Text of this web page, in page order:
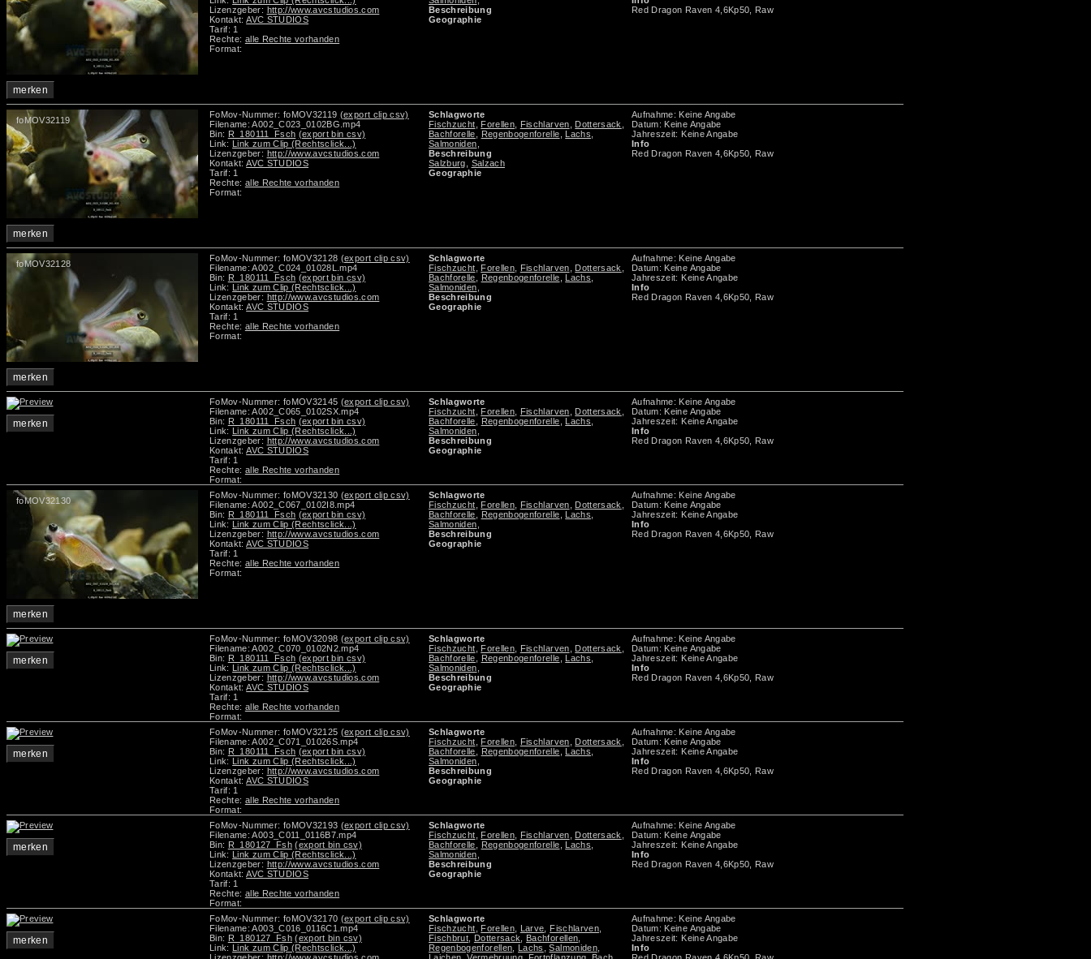
merken
Lizenzgeber: http://www.avcstudios.com
Kontakt:AVC STUDIOS
Tarif: 1
Rechte: alle Rechte vorhanden
Format:
Beschreibung
Geographie
Red Dragon Raven 4,6Kp50, Raw
foMOV32119
merken
FoMov-Nummer: foMOV32119 (export clip csv)
Filename: A002_C023_0102BG.mp4
Bin: R_180111_Fsch (export bin csv)
Link: Link zum Clip (Rechtsclick...)
Lizenzgeber: http://www.avcstudios.com
Kontakt:AVC STUDIOS
Tarif: 1
Rechte: alle Rechte vorhanden
Format:
Schlagworte
Fischzucht
Forellen Fischlarven Dottersack
Bachforelle
Regenbogenforelle Lachs
Salmoniden
Beschreibung
Salzburg
Salzach
Geographie
Aufnahme: Keine Angabe
Datum: Keine Angabe
Jahreszeit: Keine Angabe
Info
Red Dragon Raven 4,6Kp50, Raw
foMOV32128
merken
FoMov-Nummer: foMOV32128 (export clip csv)
Filename: A002_C024_01028L.mp4
Bin: R_180111_Fsch (export bin csv)
Link: Link zum Clip (Rechtsclick...)
Lizenzgeber: http://www.avcstudios.com
Kontakt:AVC STUDIOS
Tarif: 1
Rechte: alle Rechte vorhanden
Format:
Schlagworte
Fischzucht
Forellen Fischlarven Dottersack
Bachforelle
Regenbogenforelle Lachs
Salmoniden
Beschreibung
Geographie
Aufnahme: Keine Angabe
Datum: Keine Angabe
Jahreszeit: Keine Angabe
Info
Red Dragon Raven 4,6Kp50, Raw
merken
FoMov-Nummer: foMOV32145 (export clip csv)
Filename: A002_C065_0102SX.mp4
Bin: R_180111_Fsch (export bin csv)
Link: Link zum Clip (Rechtsclick...)
Lizenzgeber: http://www.avcstudios.com
Kontakt:AVC STUDIOS
Tarif: 1
Rechte: alle Rechte vorhanden
Format:
Schlagworte
Fischzucht
Forellen Fischlarven Dottersack
Bachforelle
Regenbogenforelle Lachs
Salmoniden
Beschreibung
Geographie
Aufnahme: Keine Angabe
Datum: Keine Angabe
Jahreszeit: Keine Angabe
Info
Red Dragon Raven 4,6Kp50, Raw
foMOV32130
merken
FoMov-Nummer: foMOV32130 (export clip csv)
Filename: A002_C067_0102I8.mp4
Bin: R_180111_Fsch (export bin csv)
Link: Link zum Clip (Rechtsclick...)
Lizenzgeber: http://www.avcstudios.com
Kontakt:AVC STUDIOS
Tarif: 1
Rechte: alle Rechte vorhanden
Format:
Schlagworte
Fischzucht
Forellen Fischlarven Dottersack
Bachforelle
Regenbogenforelle Lachs
Salmoniden
Beschreibung
Geographie
Aufnahme: Keine Angabe
Datum: Keine Angabe
Jahreszeit: Keine Angabe
Info
Red Dragon Raven 4,6Kp50, Raw
merken
FoMov-Nummer: foMOV32098 (export clip csv)
Filename: A002_C070_0102N2.mp4
Bin: R_180111_Fsch (export bin csv)
Link: Link zum Clip (Rechtsclick...)
Lizenzgeber: http://www.avcstudios.com
Kontakt:AVC STUDIOS
Tarif: 1
Rechte: alle Rechte vorhanden
Format:
Schlagworte
Fischzucht
Forellen Fischlarven Dottersack
Bachforelle
Regenbogenforelle Lachs
Salmoniden
Beschreibung
Geographie
Aufnahme: Keine Angabe
Datum: Keine Angabe
Jahreszeit: Keine Angabe
Info
Red Dragon Raven 4,6Kp50, Raw
merken
FoMov-Nummer: foMOV32125 (export clip csv)
Filename: A002_C071_01026S.mp4
Bin: R_180111_Fsch (export bin csv)
Link: Link zum Clip (Rechtsclick...)
Lizenzgeber: http://www.avcstudios.com
Kontakt:AVC STUDIOS
Tarif: 1
Rechte: alle Rechte vorhanden
Format:
Schlagworte
Fischzucht
Forellen Fischlarven Dottersack
Bachforelle
Regenbogenforelle Lachs
Salmoniden
Beschreibung
Geographie
Aufnahme: Keine Angabe
Datum: Keine Angabe
Jahreszeit: Keine Angabe
Info
Red Dragon Raven 4,6Kp50, Raw
merken
FoMov-Nummer: foMOV32193 (export clip csv)
Filename: A003_C011_0116B7.mp4
Bin: R_180127_Fsh (export bin csv)
Link: Link zum Clip (Rechtsclick...)
Lizenzgeber: http://www.avcstudios.com
Kontakt:AVC STUDIOS
Tarif: 1
Rechte: alle Rechte vorhanden
Format:
Schlagworte
Fischzucht
Forellen Fischlarven Dottersack
Bachforelle
Regenbogenforelle Lachs
Salmoniden
Beschreibung
Geographie
Aufnahme: Keine Angabe
Datum: Keine Angabe
Jahreszeit: Keine Angabe
Info
Red Dragon Raven 4,6Kp50, Raw
merken
FoMov-Nummer: foMOV32170 (export clip csv)
Filename: A003_C016_0116C1.mp4
Bin: R_180127_Fsh (export bin csv)
Link: Link zum Clip (Rechtsclick...)
Schlagworte
Fischzucht
Forellen Larve Fischlarven
Fischbrut
Dottersack Bachforellen
Regenbogenforellen
Lachs ,Salmoniden,
Aufnahme: Keine Angabe
Datum: Keine Angabe
Jahreszeit: Keine Angabe
Info